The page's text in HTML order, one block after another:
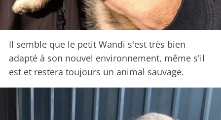
Il semble que le petit Wandi s'est très bien
adapté à son nouvel environnement, même s'il
est et restera toujours un animal sauvage.